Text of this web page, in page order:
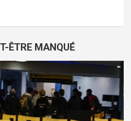
ÊTRE MANQUÉ